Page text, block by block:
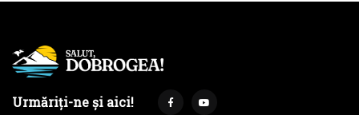
Urmăriți-ne și aici!